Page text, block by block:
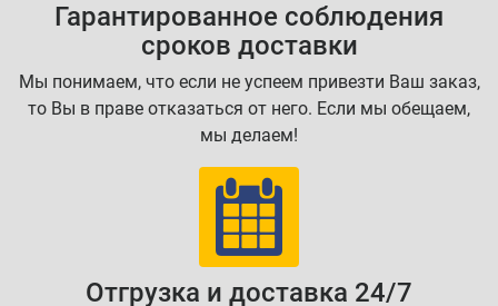
Гарантированное соблюдения
сроков доставки
Мы понимаем, что если не успеем привезти Ваш заказ,
то Вы в праве отказаться от него. Если мы обещаем,
мы делаем!
Отгрузка и доставка 24/7